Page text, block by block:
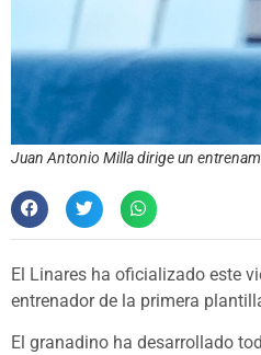
Juan Antonio Milla dirige un
El Linares ha oficializado este
entrenador de la primera
El granadino ha desarrollado